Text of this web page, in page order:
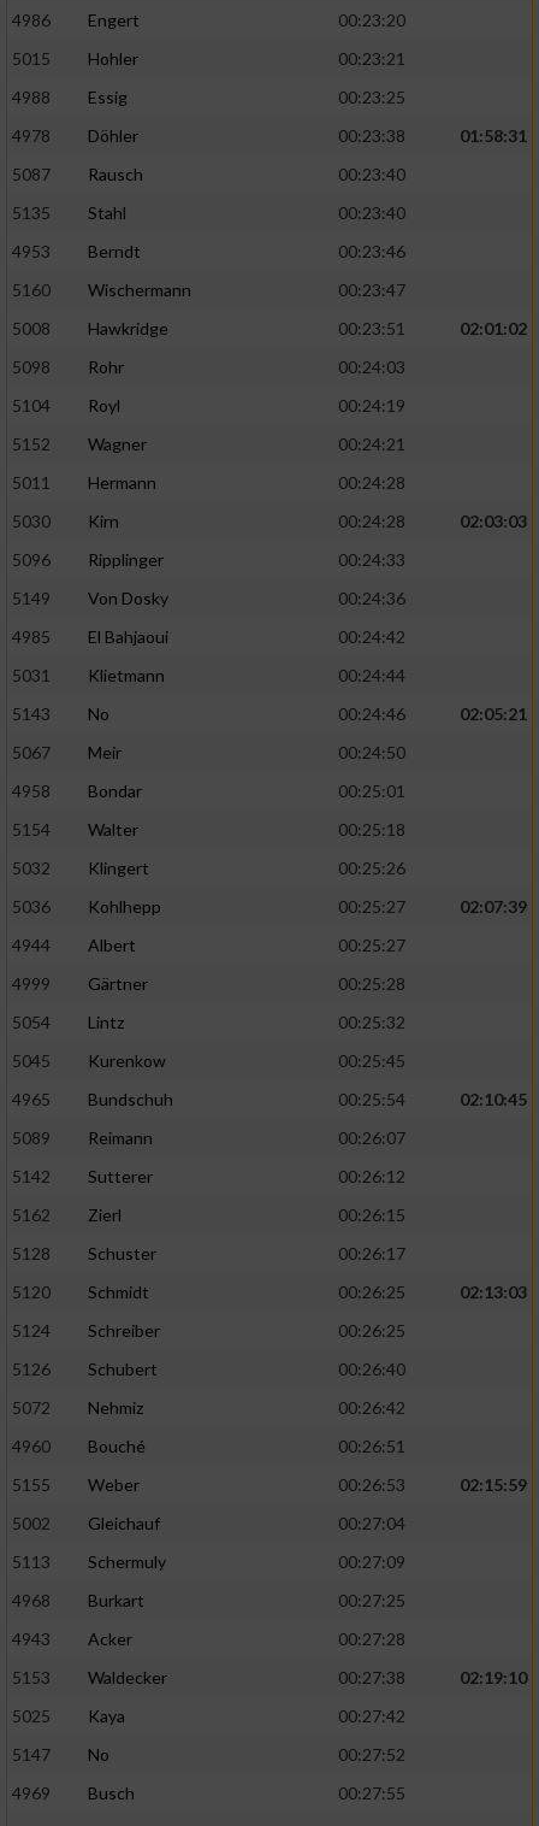
4986
Engert
00:23:20
5015
Hohler
00:23:21
4988
Essig
00:23:25
4978
Döhler 00:23:38
01:58:31
5087
Rausch
00:23:40
5135
Stahl
00:23:40
4953
Berndt
00:23:46
5160
Wischermann
00:23:47
5008
Hawkridge 00:23:51
02:01:02
5098
Rohr
00:24:03
5104
Royl
00:24:19
5152
Wagner
00:24:21
5011
Hermann
00:24:28
5030
Kirn 00:24:28
02:03:03
5096
Ripplinger
00:24:33
5149
Von Dosky
00:24:36
4985
El Bahjaoui
00:24:42
5031
Klietmann
00:24:44
5143
No 00:24:46
02:05:21
5067
Meir
00:24:50
4958
Bondar
00:25:01
5154
Walter
00:25:18
5032
Klingert
00:25:26
5036
Kohlhepp 00:25:27
02:07:39
4944
Albert
00:25:27
4999
Gärtner
00:25:28
5054
Lintz
00:25:32
5045
Kurenkow
00:25:45
4965
Bundschuh 00:25:54
02:10:45
5089
Reimann
00:26:07
5142
Sutterer
00:26:12
5162
Zierl
00:26:15
5128
Schuster
00:26:17
5120
Schmidt 00:26:25
02:13:03
5124
Schreiber
00:26:25
5126
Schubert
00:26:40
5072
Nehmiz
00:26:42
4960
Bouché
00:26:51
5155
Weber 00:26:53
02:15:59
5002
Gleichauf
00:27:04
5113
Schermuly
00:27:09
4968
Burkart
00:27:25
4943
Acker
00:27:28
5153
Waldecker 00:27:38
02:19:10
5025
Kaya
00:27:42
5147
No
00:27:52
4969
Busch
00:27:55